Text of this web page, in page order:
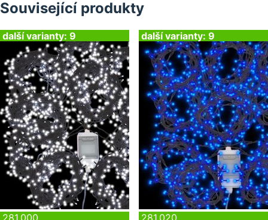
Související produkty
další varianty: 9
281.000
další varianty: 9
281.020